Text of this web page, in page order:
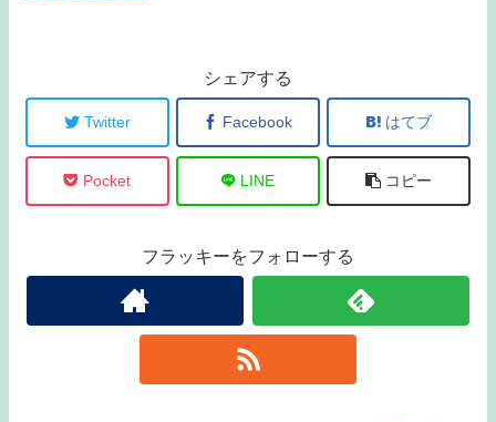
シェアする
Twitter Facebook はてブ
Pocket LINE コピー
フラッキーをフォローする